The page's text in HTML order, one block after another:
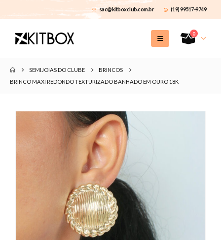
sac@kitboxclub.com.br (19) 99517-9749
0
SEMIJOIAS DO CLUBE
BRINCOS
BRINCO MAXI REDONDO TEXTURIZADO BANHADO EM OURO 18K